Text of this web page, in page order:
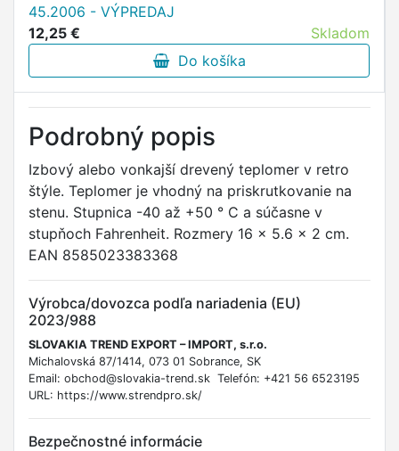
45.2006 - VÝPREDAJ
12,25 €
Skladom
Do košíka
Podrobný popis
Izbový alebo vonkajší drevený teplomer v retro
štýle. Teplomer je vhodný na priskrutkovanie na
stenu. Stupnica -40 až +50 ° C a súčasne v
stupňoch Fahrenheit. Rozmery 16 x 5.6 x 2 cm.
EAN 8585023383368
Výrobca/dovozca podľa nariadenia (EU)
2023/988
SLOVAKIA TREND EXPORT – IMPORT, s.r.o.
Michalovská 87/1414, 073 01 Sobrance, SK
Email: obchod@slovakia-trend.sk Telefón: +421 56 6523195
URL: https://www.strendpro.sk/
Bezpečnostné informácie